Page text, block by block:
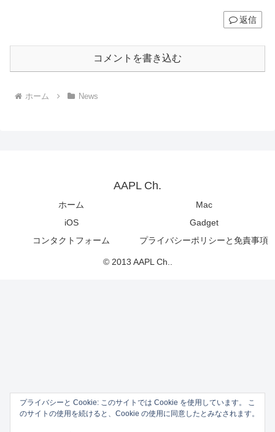
返信
コメントを書き込む
ホーム News
AAPL Ch.
ホーム
Mac
iOS
Gadget
コンタクトフォーム
プライバシーポリシーと免責事項
© 2013 AAPL Ch..
プライバシーと Cookie: このサイトでは Cookie を使用しています。 こ
のサイトの使用を続けると、Cookie の使用に同意したとみなされます。